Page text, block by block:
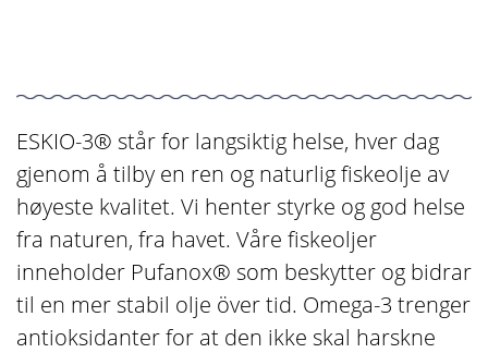
ESKIO-3® står for langsiktig helse, hver dag
gjenom å tilby en ren og naturlig fiskeolje av
høyeste kvalitet. Vi henter styrke og god helse
fra naturen, fra havet. Våre fiskeoljer
inneholder Pufanox® som beskytter og bidrar
til en mer stabil olje över tid. Omega-3 trenger
antioksidanter for at den ikke skal harskne